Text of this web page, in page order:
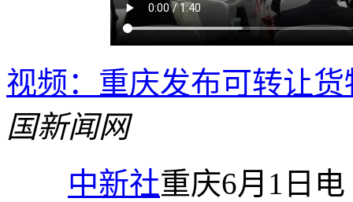
视频：重庆发布可转让
国新闻网
中新社重庆6月1日